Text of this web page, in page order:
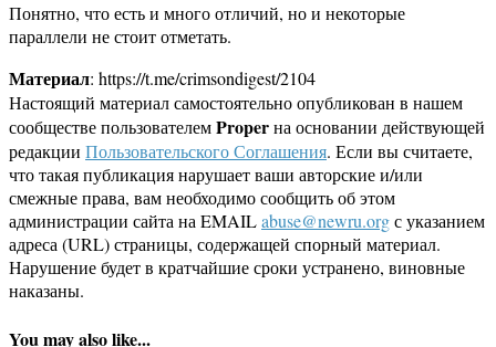
Понятно, что есть и много отличий, но и некоторые
параллели не стоит отметать.
Материал: https://t.me/crimsondigest/2104
Настоящий материал самостоятельно опубликован в нашем
сообществе пользователемProperна основании действующей
редакции Пользовательского Соглашения. Если вы считаете,
что такая публикация нарушает ваши авторские и/или
смежные права, вам необходимо сообщить об этом
администрации сайта на EMAILabuse@newru.orgс указанием
адреса (URL) страницы, содержащей спорный материал.
Нарушение будет в кратчайшие сроки устранено, виновные
наказаны.
You may also like...